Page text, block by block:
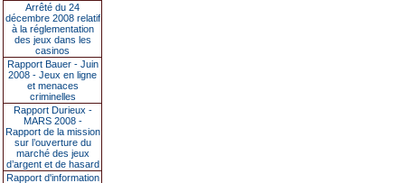
Arrêté du 24
décembre 2008 relatif
à la réglementation
des jeux dans les
casinos
Rapport Bauer - Juin
2008 - Jeux en ligne
et menaces
criminelles
Rapport Durieux -
MARS 2008 -
Rapport de la mission
sur l’ouverture du
marché des jeux
d’argent et de hasard
Rapport d'information